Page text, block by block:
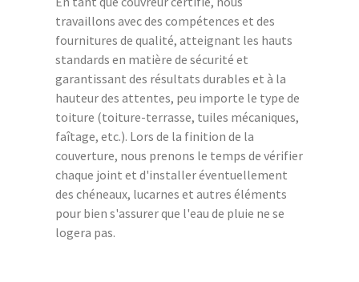
travaillons avec des compétences et des
fournitures de qualité, atteignant les hauts
standards en matière de sécurité et
garantissant des résultats durables et à la
hauteur des attentes, peu importe le type de
toiture (toiture-terrasse, tuiles mécaniques,
faîtage, etc.). Lors de la finition de la
couverture, nous prenons le temps de vérifier
chaque joint et d'installer éventuellement
des chéneaux, lucarnes et autres éléments
pour bien s'assurer que l'eau de pluie ne se
logera pas.